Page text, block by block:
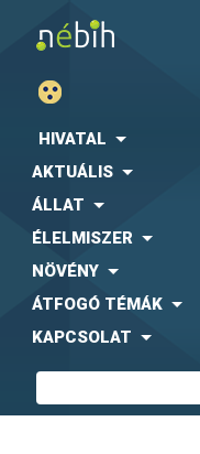
HIVATAL
AKTUÁLIS
ÁLLAT
ÉLELMISZER
NÖVÉNY
ÁTFOGÓ TÉMÁK
KAPCSOLAT